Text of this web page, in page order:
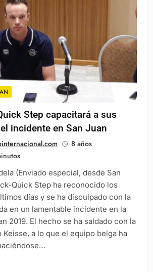
Step capacitará a sus
incidente en San Juan
8 años
(Enviado especial, desde San
Quick Step ha reconocido los
días y se ha disculpado con la
en un lamentable incidente en la
2019. El hecho se ha saldado con la
a lo que el equipo belga ha